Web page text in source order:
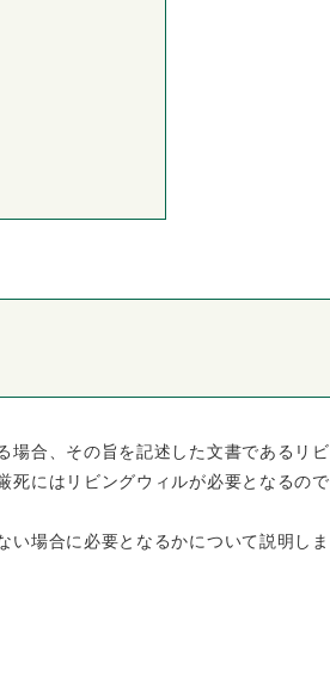
場合、その旨を記述した文書であるリビ
死にはリビングウィルが必要となるので
い場合に必要となるかについて説明しま